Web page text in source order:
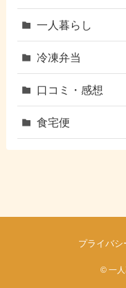
一人暮らし
冷凍弁当
口コミ・感想
食宅便
プライバシ
©一人